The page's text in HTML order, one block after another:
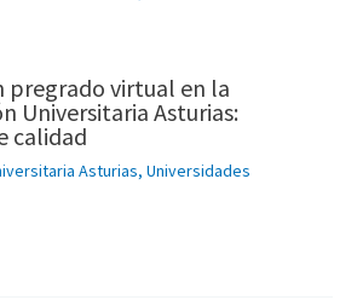
pregrado virtual en la
Universitaria Asturias:
calidad
Asturias, Universidades